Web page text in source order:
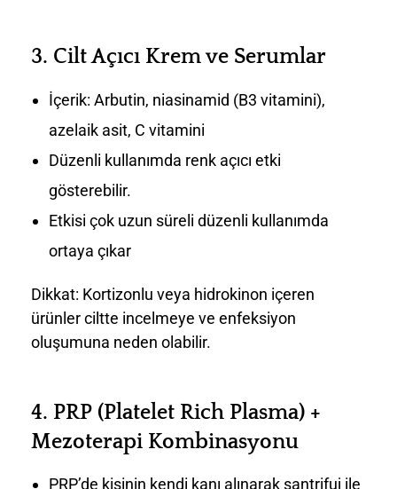
3. Cilt Açıcı Krem ve Serumlar
İçerik: Arbutin, niasinamid (B3 vitamini),
azelaik asit, C vitamini
Düzenli kullanımda renk açıcı etki
gösterebilir.
Etkisi çok uzun süreli düzenli kullanımda
ortaya çıkar
Dikkat: Kortizonlu veya hidrokinon içeren
ürünler ciltte incelmeye ve enfeksiyon
oluşumuna neden olabilir.
4. PRP (Platelet Rich Plasma) +
Mezoterapi Kombinasyonu
PRP’de kişinin kendi kanı alınarak santrifuj ile